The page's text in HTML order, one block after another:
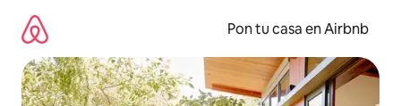
contenido
Pon tu casa en Airbnb